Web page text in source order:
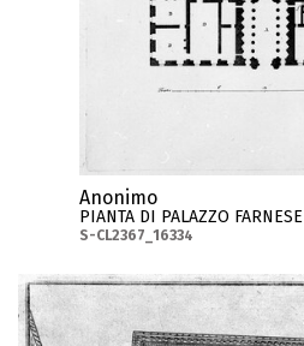
Anonimo
PIANTA DI PALAZZO FARNESE
S-CL2367_16334